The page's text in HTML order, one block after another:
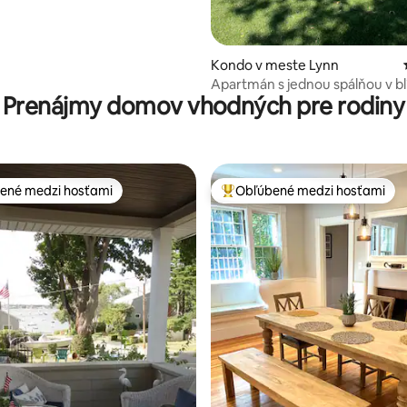
Kondo v meste Lynn
Apartmán s jednou spálňou v
Bostonu a Salemu.
Prenájmy domov vhodných pre rodiny
medzi hosťami
medzi hosťami Najobľúbenejšie medzi hosťami
Obľúbené medzi hosťami